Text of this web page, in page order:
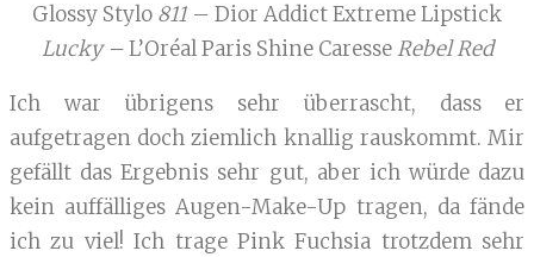
Glossy Stylo 811 – Dior Addict Extreme Lipstick
Lucky –L’Oréal Paris Shine CaresseRebel Red
Ich war übrigens sehr überrascht, dass er
aufgetragen doch ziemlich knallig rauskommt. Mir
gefällt das Ergebnis sehr gut, aber ich würde dazu
kein auffälliges Augen-Make-Up tragen, da fände
ich zu viel! Ich trage Pink Fuchsia trotzdem sehr